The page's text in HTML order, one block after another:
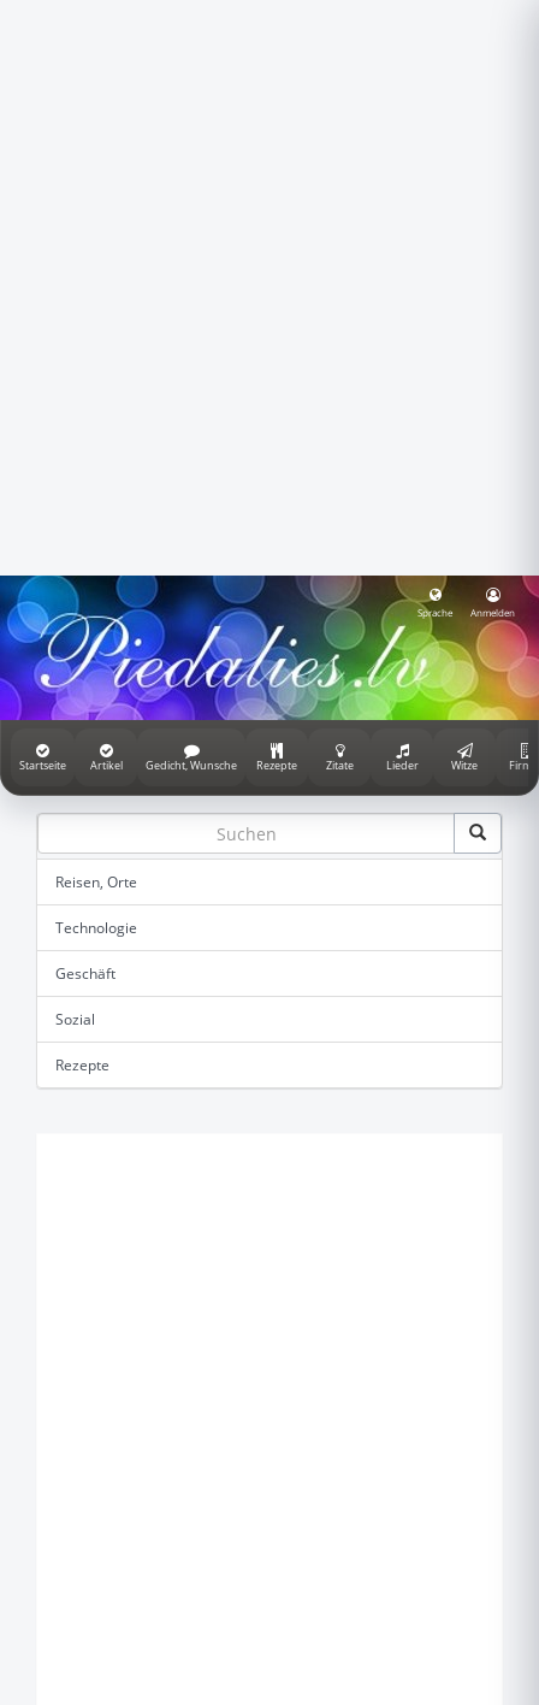
Sprache Anmelden
Startseite Artikel Gedicht, Wunsche Rezepte Zitate Lieder Witze
Reisen, Orte
Technologie
Geschäft
Sozial
Rezepte